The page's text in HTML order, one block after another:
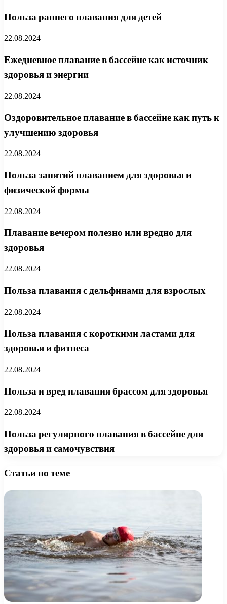
Польза раннего плавания для детей
22.08.2024
Ежедневное плавание в бассейне как источник
здоровья и энергии
22.08.2024
Оздоровительное плавание в бассейне как путь к
улучшению здоровья
22.08.2024
Польза занятий плаванием для здоровья и
физической формы
22.08.2024
Плавание вечером полезно или вредно для
здоровья
22.08.2024
Польза плавания с дельфинами для взрослых
22.08.2024
Польза плавания с короткими ластами для
здоровья и фитнеса
22.08.2024
Польза и вред плавания брассом для здоровья
22.08.2024
Польза регулярного плавания в бассейне для
здоровья и самочувствия
Статьи по теме